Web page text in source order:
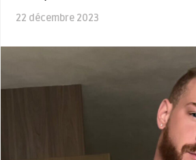
22 décembre 2023